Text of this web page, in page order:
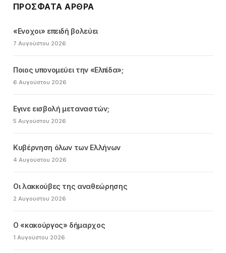
ΠΡΌΣΦΑΤΑ ΆΡΘΡΑ
«Ενοχοι» επειδή βολεύει
7 Αυγούστου 2026
Ποιος υπονομεύει την «Ελπίδα»;
6 Αυγούστου 2026
Εγινε εισβολή μεταναστών;
5 Αυγούστου 2026
Κυβέρνηση όλων των Ελλήνων
4 Αυγούστου 2026
Οι λακκούβες της αναθεώρησης
2 Αυγούστου 2026
Ο «κακούργος» δήμαρχος
1 Αυγούστου 2026